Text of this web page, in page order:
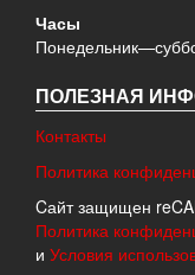
Часы
ПОЛЕЗНАЯ
Контакты
Политика
Cайт защищен
Политика
и Условия